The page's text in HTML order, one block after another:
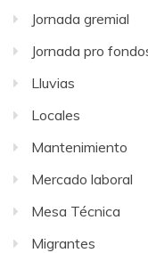
Jornada gremial
Jornada pro
Lluvias
Locales
Mantenimiento
Mercado laboral
Mesa Técnica
Migrantes